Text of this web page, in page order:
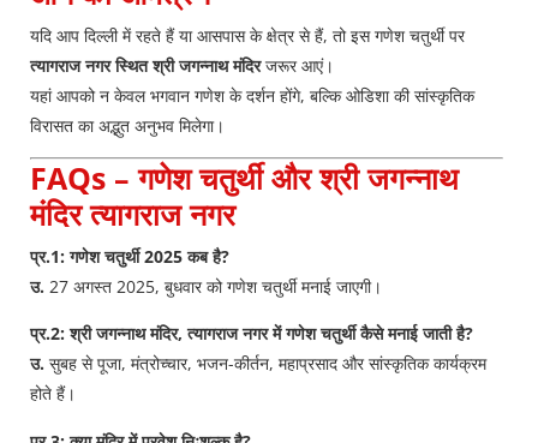
यदि आप दिल्ली में रहते हैं या आसपास के क्षेत्र से हैं, तो इस गणेश चतुर्थी पर
त्यागराज नगर स्थित श्री जगन्नाथ मंदिरजरूर आएं।
यहां आपको न केवल भगवान गणेश के दर्शन होंगे, बल्कि ओडिशा की सांस्कृतिक
विरासत का अद्भुत अनुभव मिलेगा।
FAQs – गणेश चतुर्थी और श्री जगन्नाथ
मंदिर त्यागराज नगर
प्र.1: गणेश चतुर्थी 2025 कब है?
उ. 27 अगस्त 2025, बुधवार को गणेश चतुर्थी मनाई जाएगी।
प्र.2: श्री जगन्नाथ मंदिर, त्यागराज नगर में गणेश चतुर्थी कैसे मनाई जाती है?
उ. सुबह से पूजा, मंत्रोच्चार, भजन-कीर्तन, महाप्रसाद और सांस्कृतिक कार्यक्रम
होते हैं।